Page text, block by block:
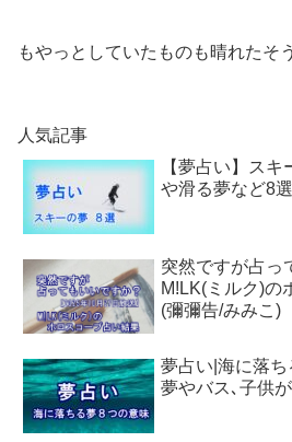
もやっとしていたものも晴れたそ
人気記事
【夢占い】ス
や滑る夢など8選
突然ですが占っ
M!LK(ミルク)の
(彌彌告/みみこ)
夢占い|海に落
夢やバス､子供